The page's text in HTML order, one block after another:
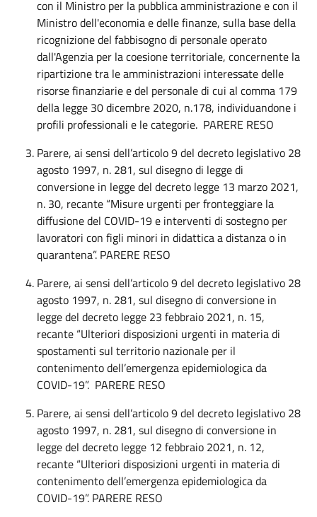
con il Ministro per la pubblica amministrazione e con il
Ministro dell'economia e delle finanze, sulla base della
ricognizione del fabbisogno di personale operato
dall'Agenzia per la coesione territoriale, concernente la
ripartizione tra le amministrazioni interessate delle
risorse finanziarie e del personale di cui al comma 179
della legge 30 dicembre 2020, n.178, individuandone i
profili professionali e le categorie. PARERE RESO
Parere, ai sensi dell’articolo 9 del decreto legislativo 28
agosto 1997, n. 281, sul disegno di legge di
conversione in legge del decreto legge 13 marzo 2021,
n. 30, recante “Misure urgenti per fronteggiare la
diffusione del COVID-19 e interventi di sostegno per
lavoratori con figli minori in didattica a distanza o in
quarantena”. PARERE RESO
Parere, ai sensi dell’articolo 9 del decreto legislativo 28
agosto 1997, n. 281, sul disegno di conversione in
legge del decreto legge 23 febbraio 2021, n. 15,
recante “Ulteriori disposizioni urgenti in materia di
spostamenti sul territorio nazionale per il
contenimento dell’emergenza epidemiologica da
COVID-19”. PARERE RESO
Parere, ai sensi dell’articolo 9 del decreto legislativo 28
agosto 1997, n. 281, sul disegno di conversione in
legge del decreto legge 12 febbraio 2021, n. 12,
recante “Ulteriori disposizioni urgenti in materia di
contenimento dell’emergenza epidemiologica da
COVID-19”. PARERE RESO